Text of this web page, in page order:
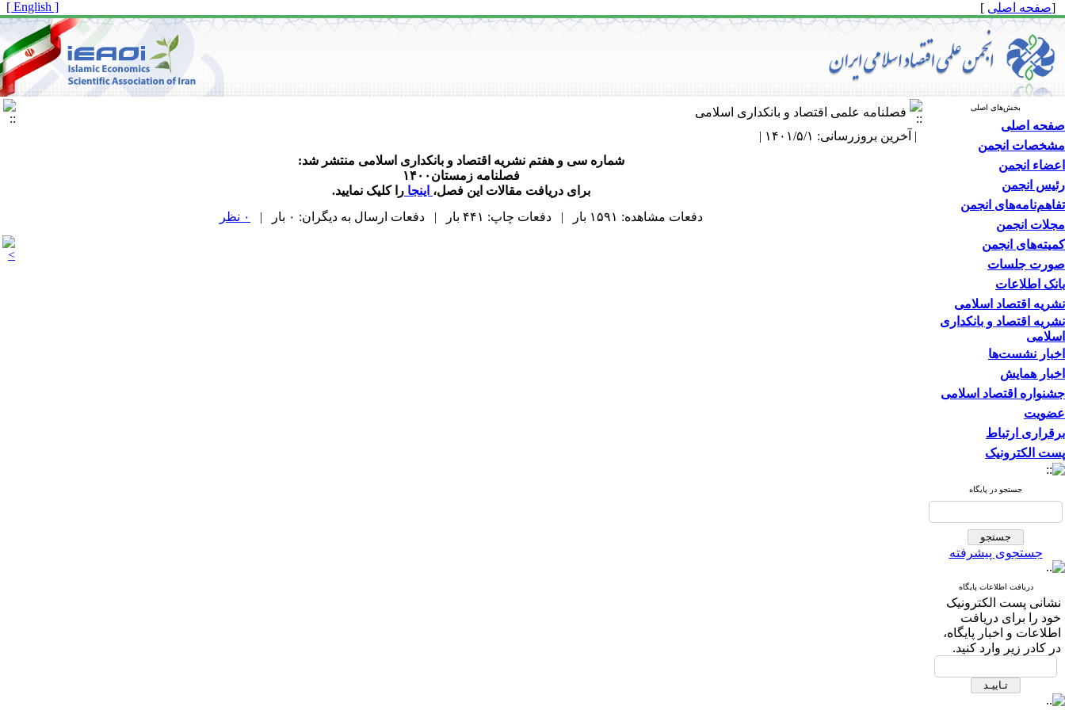
[صفحه اصلی ]
[ English ]
بخش‌های اصلی
صفحه اصلی
مشخصات انجمن
اعضاء انجمن
رئیس انجمن
تفاهم‌نامه‌های انجمن
مجلات انجمن
کمیته‌های انجمن
صورت جلسات
بانک اطلاعات
نشریه اقتصاد اسلامی
نشریه اقتصاد و بانکداری
اسلامی
اخبار نشست‌ها
اخبار همایش
جشنواره اقتصاد اسلامی
عضویت
برقراری ارتباط
پست الکترونیک
جستجو در پایگاه
جستجوی پیشرفته
دریافت اطلاعات پایگاه
نشانی پست الکترونیک
خود را برای دریافت
اطلاعات و اخبار پایگاه،
در کادر زیر وارد کنید.
فصلنامه علمی اقتصاد و بانکداری اسلامی
| آخرین بروزرسانی: ۱۴۰۱/۵/۱ |
شماره سی و هفتم نشریه اقتصاد و بانکداری اسلامی منتشر شد:
فصلنامه زمستان۱۴۰۰
برای دریافت مقالات این فصل، اینجا را کلیک نمایید.
دفعات مشاهده: ۱۵۹۱ بار | دفعات چاپ: ۴۴۱ بار | دفعات ارسال به دیگران: ۰ بار |
۰ نظر